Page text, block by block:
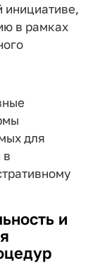
инициативе,
в рамках
для
в
и